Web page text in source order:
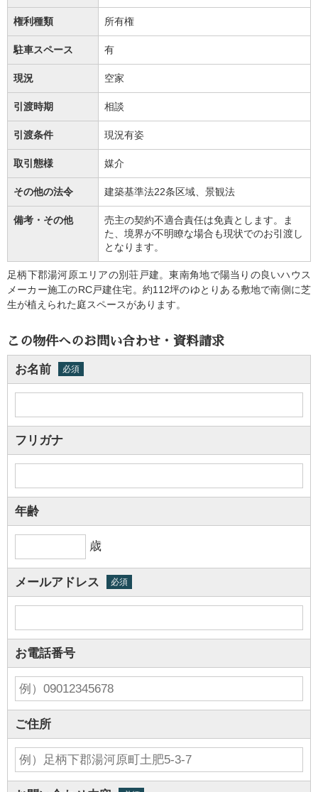
権利種類 所有権
駐車スペース 有
現況 空家
引渡時期 相談
引渡条件 現況有姿
取引態様 媒介
その他の法令 建築基準法22条区域、景観法
備考・その他
売主の契約不適合責任は免責とします。ま
た、境界が不明瞭な場合も現状でのお引渡し
となります。
足柄下郡湯河原エリアの別荘戸建。東南角地で陽当りの良いハウス
メーカー施工のRC戸建住宅。約112坪のゆとりある敷地で南側に芝
生が植えられた庭スペースがあります。
この物件へのお問い合わせ・資料請求
お名前 必須
フリガナ
年齢
歳
メールアドレス 必須
お電話番号
ご住所